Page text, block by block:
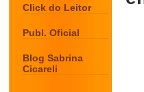
Click do Leitor
Publ. Oficial
Blog Sabrina
Cicareli